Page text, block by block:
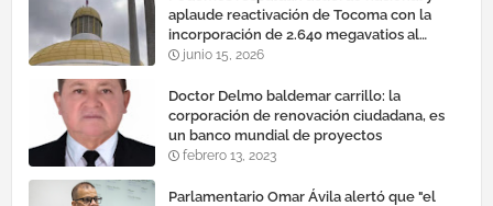
aplaude reactivación de Tocoma con la
incorporación de 2.640 megavatios al
sistema eléctrico nacional
junio 15, 2026
Doctor Delmo baldemar carrillo: la
corporación de renovación ciudadana, es
un banco mundial de proyectos
febrero 13, 2023
Parlamentario Omar Ávila alertó que "el